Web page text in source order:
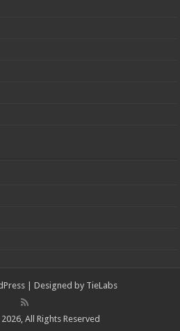
| Designed by TieLabs
All Rights Reserved